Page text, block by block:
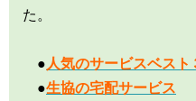
た。
● 人気のサービスベスト
●生協の宅配サービス